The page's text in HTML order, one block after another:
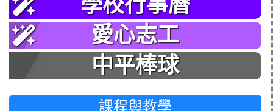
學校行事曆
愛心志工
中平棒球
課程與教學